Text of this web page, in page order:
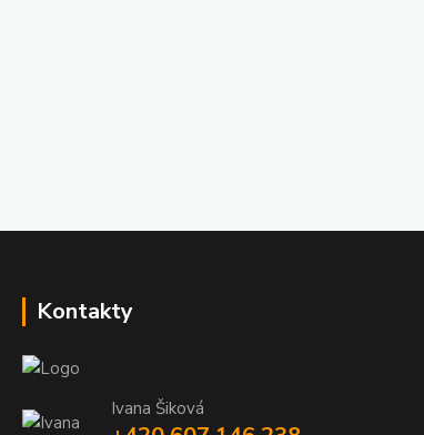
Kontakty
Ivana Šiková